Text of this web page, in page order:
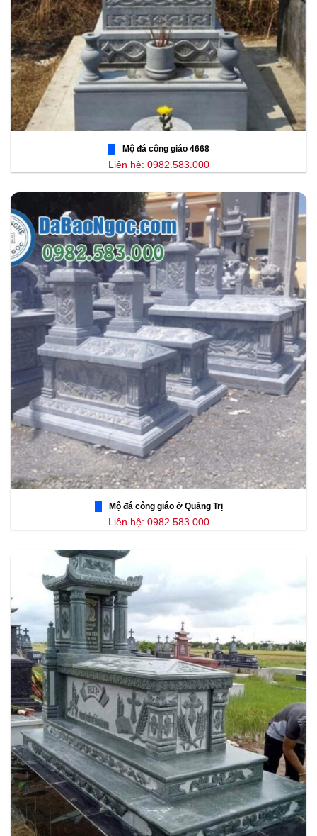
Mộ đá công giáo 4668
Liên hệ: 0982.583.000
Mộ đá công giáo ở Quảng Trị
Liên hệ: 0982.583.000